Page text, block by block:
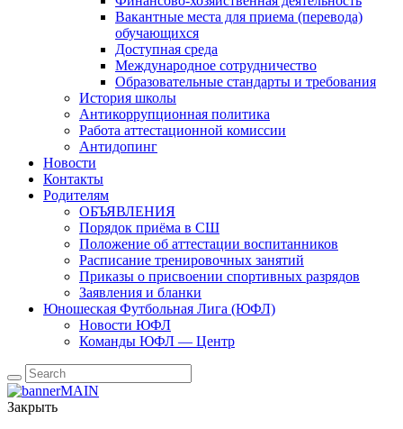
Вакантные места для приема (перевода)
обучающихся
Доступная среда
Международное сотрудничество
Образовательные стандарты и требования
История школы
Антикоррупционная политика
Работа аттестационной комиссии
Антидопинг
Новости
Контакты
Родителям
ОБЪЯВЛЕНИЯ
Порядок приёма в СШ
Положение об аттестации воспитанников
Расписание тренировочных занятий
Приказы о присвоении спортивных разрядов
Заявления и бланки
Юношеская Футбольная Лига (ЮФЛ)
Новости ЮФЛ
Команды ЮФЛ — Центр
Закрыть